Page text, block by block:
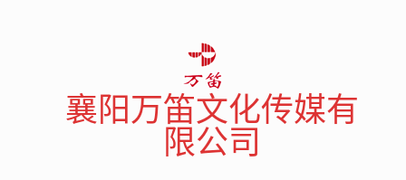
襄阳万笛文化传媒有
限公司